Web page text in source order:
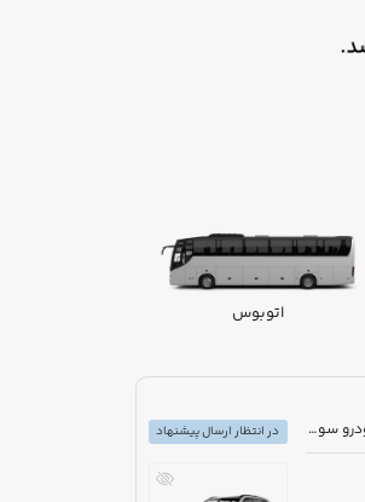
اتوبوس
مزایده دولتی تعداد 3 دستگاه خودرو سواری
در انتظار ارسال پیشنهاد